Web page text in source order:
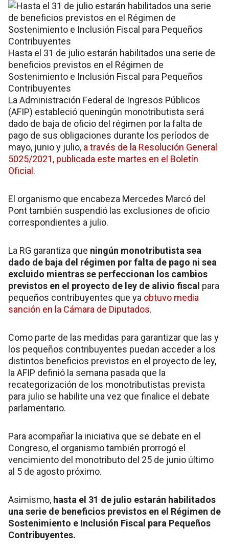
Hasta el 31 de julio estarán habilitados una serie de
beneficios previstos en el Régimen de
Sostenimiento e Inclusión Fiscal para Pequeños
Contribuyentes
La Administración Federal de Ingresos Públicos
(AFIP) estableció queningún monotributista será
dado de baja de oficio del régimen por la falta de
pago de sus obligaciones durante los períodos de
mayo, junio y julio, a través de la Resolución General
5025/2021, publicada este martes en el Boletín
Oficial.
El organismo que encabeza Mercedes Marcó del
Pont también suspendió las exclusiones de oficio
correspondientes a julio.
La RG garantiza que ningún monotributista sea
dado de baja del régimen por falta de pago ni sea
excluido mientras se perfeccionan los cambios
previstos en el proyecto de ley de alivio fiscal para
pequeños contribuyentes que ya obtuvo media
sanción en la Cámara de Diputados.
Como parte de las medidas para garantizar que las y
los pequeños contribuyentes puedan acceder a los
distintos beneficios previstos en el proyecto de ley,
la AFIP definió la semana pasada que la
recategorización de los monotributistas prevista
para julio se habilite una vez que finalice el debate
parlamentario.
Para acompañar la iniciativa que se debate en el
Congreso, el organismo también prorrogó el
vencimiento del monotributo del 25 de junio último
al 5 de agosto próximo.
Asimismo, hasta el 31 de julio estarán habilitados
una serie de beneficios previstos en el Régimen de
Sostenimiento e Inclusión Fiscal para Pequeños
Contribuyentes.